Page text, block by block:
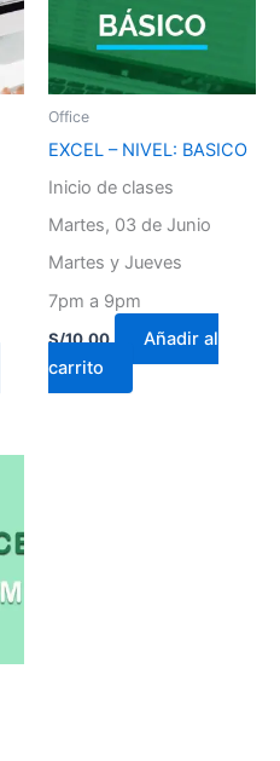
Office
EXCEL – NIVEL: BASICO
Inicio de clases
Martes, 03 de Junio
Martes y Jueves
7pm a 9pm
S/10.00
Añadir al
carrito